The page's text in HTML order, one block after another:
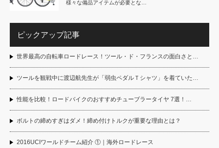
様々な備品アイテムが必要とな…
ピックアップ記事
世界最高の自転車ロードレース！ツール・ド・フランスの面白さと…
ツールを観戦中に渡辺航先生が「弱虫ペダルＴシャツ」を着ていた…
性能を比較！ロードバイクのおすすめチューブラータイヤ 7選！…
ボルトの締めすぎはダメ！締め付けトルクが重要な理由とは？
2016UCIワールドチーム紹介 ①｜海外ロードレース